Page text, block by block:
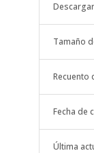
Descargar
Tamaño
Recuento
Fecha de
Última